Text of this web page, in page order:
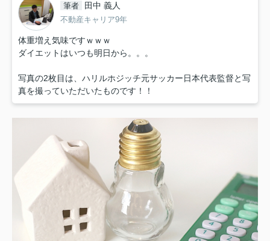
筆者 田中 義人
不動産キャリア9年
体重増え気味ですｗｗｗ
ダイエットはいつも明日から。。。
写真の2枚目は、ハリルホジッチ元サッカー日本代表監督と写
真を撮っていただいたものです！！